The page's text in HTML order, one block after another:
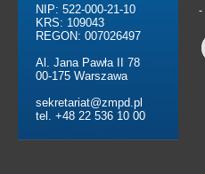
NIP: 522-000-21-10
KRS: 109043
REGON: 007026497
Al. Jana Pawła II 78
00-175 Warszawa
sekretariat@zmpd.pl
tel. +48 22 536 10 00
-